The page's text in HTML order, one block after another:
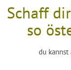
Schaff
so
du kannst